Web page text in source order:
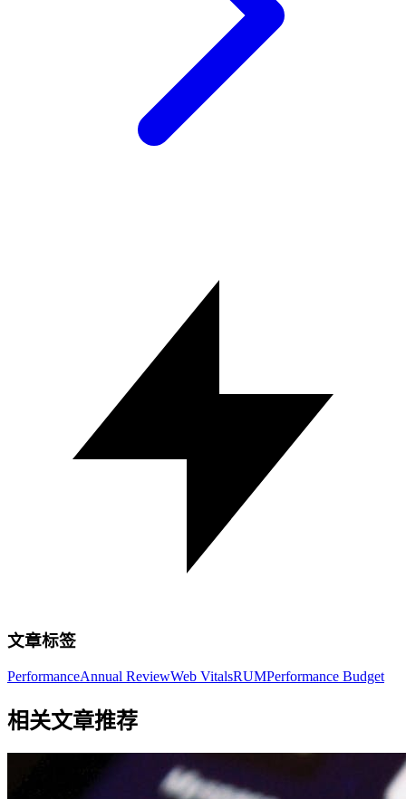
文章标签
PerformanceAnnual ReviewWeb VitalsRUMPerformance Budget
相关文章推荐